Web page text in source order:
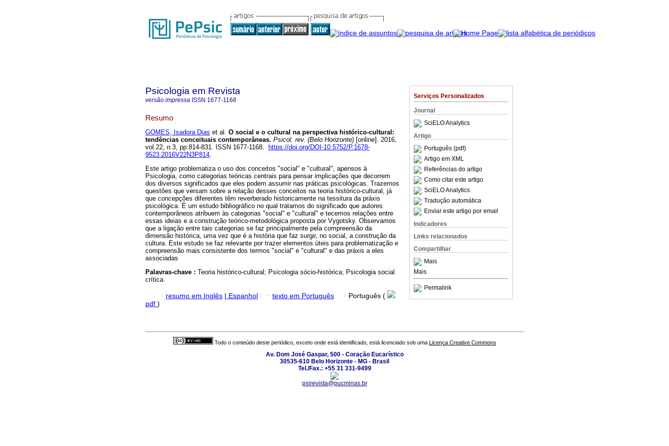
Serviços Personalizados
Journal
SciELO Analytics
Artigo
Português (pdf)
Artigo em XML
Referências do artigo
Como citar este artigo
SciELO Analytics
Tradução automática
Enviar este artigo por email
Indicadores
Links relacionados
Compartilhar
Mais
Mais
Permalink
Psicologia em Revista
versão impressa ISSN 1677-1168
Resumo
GOMES, Isadora Dias et al. O social e o cultural na perspectiva histórico-cultural :
tendências conceituais contemporâneas. Psicol. rev. (Belo Horizonte) [online]. 2016,
vol.22, n.3, pp.814-831. ISSN 1677-1168.
https://doi.org/DOI-10.5752/P.1678-
9523.2016V22N3P814.
Este artigo problematiza o uso dos conceitos "social" e "cultural", apensos à
Psicologia, como categorias teóricas centrais para pensar implicações que decorrem
dos diversos significados que eles podem assumir nas práticas psicológicas. Trazemos
questões que versam sobre a relação desses conceitos na teoria histórico-cultural, já
que concepções diferentes têm reverberado historicamente na tessitura da práxis
psicológica. É um estudo bibliográfico no qual tratamos do significado que autores
contemporâneos atribuem às categorias "social" e "cultural" e tecemos relações entre
essas ideias e a construção teórico-metodológica proposta por Vygotsky. Observamos
que a ligação entre tais categorias se faz principalmente pela compreensão da
dimensão histórica, uma vez que é a história que faz surgir, no social, a construção da
cultura. Este estudo se faz relevante por trazer elementos úteis para problematização e
compreensão mais consistente dos termos "social" e "cultural" e das práxis a eles
associadas
Palavras-chave : Teoria histórico-cultural; Psicologia sócio-histórica; Psicologia social
crítica.
· resumo em Inglês | Espanhol · texto em Português · Português (
pdf )
Todo o conteúdo deste periódico, exceto onde está identificado, está licenciado sob uma Licença Creative Commons
Av. Dom José Gaspar, 500 - Coração Eucarístico
30535-610 Belo Horizonte - MG - Brasil
Tel./Fax.: +55 31 331-9499
psirevista@pucminas.br